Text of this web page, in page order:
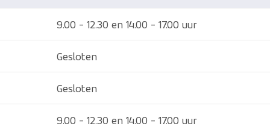
9.00 - 12.30 en 14.00 - 17.00 uur
Gesloten
Gesloten
9.00 - 12.30 en 14.00 - 17.00 uur